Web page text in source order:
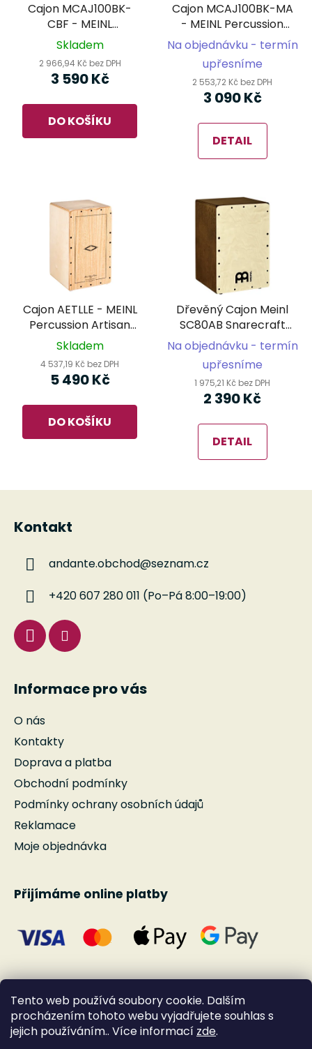
Tento web používá soubory cookie. Dalším
procházením tohoto webu vyjadřujete souhlas s
jejich používáním.. Více informací zde.
Cajon MCAJ100BK-
CBF - MEINL
Percussion Headliner®
Black Fade
Skladem
2 966,94 Kč bez DPH
3 590 Kč
DO KOŠÍKU
Cajon MCAJ100BK-MA
- MEINL Percussion
Headliner® Series -
Maple
Na objednávku - termín
upřesníme
2 553,72 Kč bez DPH
3 090 Kč
DETAIL
Cajon AETLLE - MEINL
Percussion Artisan
Edition Series String
Light Eucalyptus
Skladem
4 537,19 Kč bez DPH
5 490 Kč
DO KOŠÍKU
Dřevěný Cajon Meinl
SC80AB Snarecraft
Cajon Almond Birch
Na objednávku - termín
upřesníme
1 975,21 Kč bez DPH
2 390 Kč
DETAIL
Kontakt
andante.obchod@seznam.cz
+420 607 280 011 (Po–Pá 8:00–19:00)
Informace pro vás
O nás
Kontakty
Doprava a platba
Obchodní podmínky
Podmínky ochrany osobních údajů
Reklamace
Moje objednávka
Přijímáme online platby